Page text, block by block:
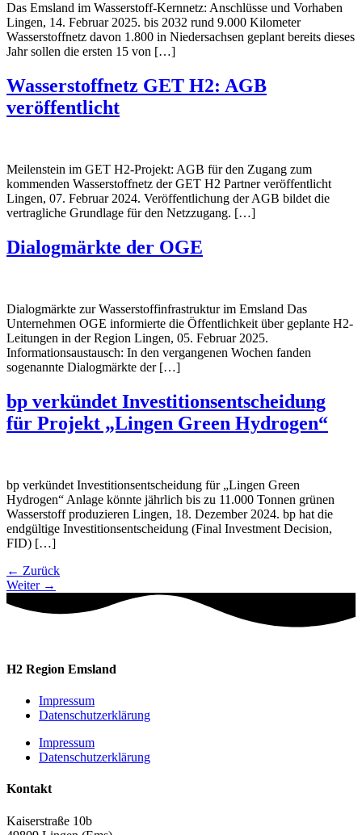
Das Emsland im Wasserstoff-Kernnetz: Anschlüsse und Vorhaben
Lingen, 14. Februar 2025. bis 2032 rund 9.000 Kilometer
Wasserstoffnetz davon 1.800 in Niedersachsen geplant bereits dieses
Jahr sollen die ersten 15 von […]
Wasserstoffnetz GET H2: AGB
veröffentlicht
Meilenstein im GET H2-Projekt: AGB für den Zugang zum
kommenden Wasserstoffnetz der GET H2 Partner veröffentlicht
Lingen, 07. Februar 2024. Veröffentlichung der AGB bildet die
vertragliche Grundlage für den Netzzugang. […]
Dialogmärkte der OGE
Dialogmärkte zur Wasserstoffinfrastruktur im Emsland Das
Unternehmen OGE informierte die Öffentlichkeit über geplante H2-
Leitungen in der Region Lingen, 05. Februar 2025.
Informationsaustausch: In den vergangenen Wochen fanden
sogenannte Dialogmärkte der […]
bp verkündet Investitionsentscheidung
für Projekt „Lingen Green Hydrogen“
bp verkündet Investitionsentscheidung für „Lingen Green
Hydrogen“ Anlage könnte jährlich bis zu 11.000 Tonnen grünen
Wasserstoff produzieren Lingen, 18. Dezember 2024. bp hat die
endgültige Investitionsentscheidung (Final Investment Decision,
FID) […]
← Zurück
Weiter →
H2 Region Emsland
Impressum
Datenschutzerklärung
Impressum
Datenschutzerklärung
Kontakt
Kaiserstraße 10b